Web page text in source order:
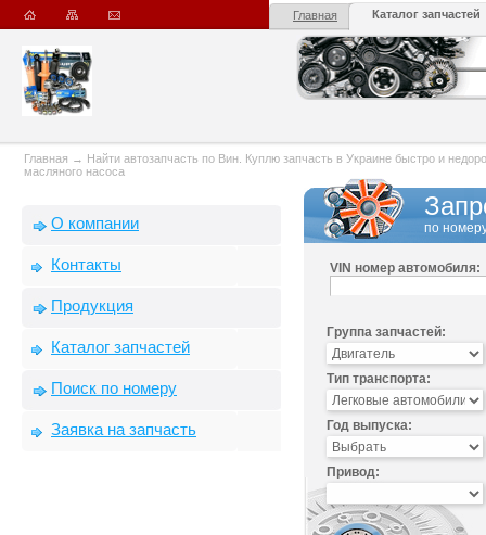
Главная Каталог запчастей
Главная → Найти автозапчасть по Вин. Куплю запчасть в Украине быстро и
масляного насоса
О компании
Контакты
Продукция
Каталог запчастей
Поиск по номеру
Заявка на запчасть
по
VIN номер автомобиля:
Группа запчастей:
Тип транспорта:
Год выпуска:
Привод: